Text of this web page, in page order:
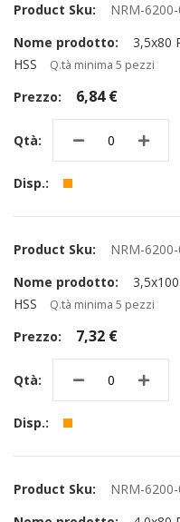
NRM-
3,5x80
HSS
Q.tà minima 5 pezzi
6,84 €
NRM-
HSS
Q.tà minima 5 pezzi
7,32 €
NRM-